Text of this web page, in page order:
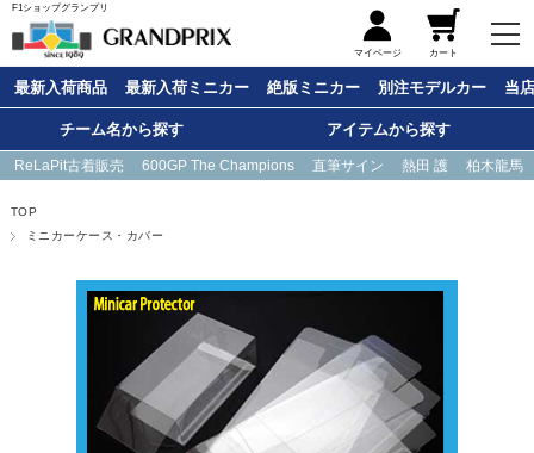
F1ショップグランプリ
マイページ カート
最新入荷商品 最新入荷ミニカー 絶版ミニカー 別注モデルカー 当
チーム名から探す アイテムから探す
ReLaPit古着販売 600GP The Champions 直筆サイン 熱田 護 柏木龍馬
TOP
ミニカーケース・カバー